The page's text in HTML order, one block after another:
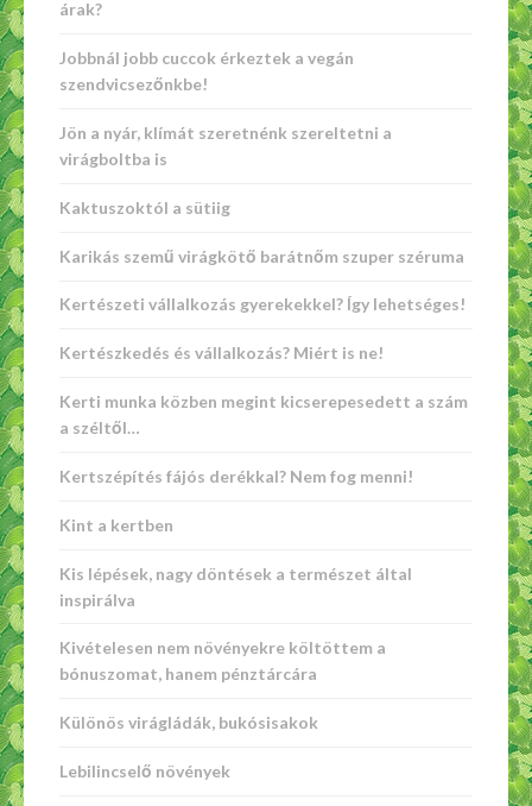
árak?
Jobbnál jobb cuccok érkeztek a vegán
szendvicsezőnkbe!
Jön a nyár, klímát szeretnénk szereltetni a
virágboltba is
Kaktuszoktól a sütiig
Karikás szemű virágkötő barátnőm szuper széruma
Kertészeti vállalkozás gyerekekkel? Így lehetséges!
Kertészkedés és vállalkozás? Miért is ne!
Kerti munka közben megint kicserepesedett a szám
a széltől…
Kertszépítés fájós derékkal? Nem fog menni!
Kint a kertben
Kis lépések, nagy döntések a természet által
inspirálva
Kivételesen nem növényekre költöttem a
bónuszomat, hanem pénztárcára
Különös virágládák, bukósisakok
Lebilincselő növények